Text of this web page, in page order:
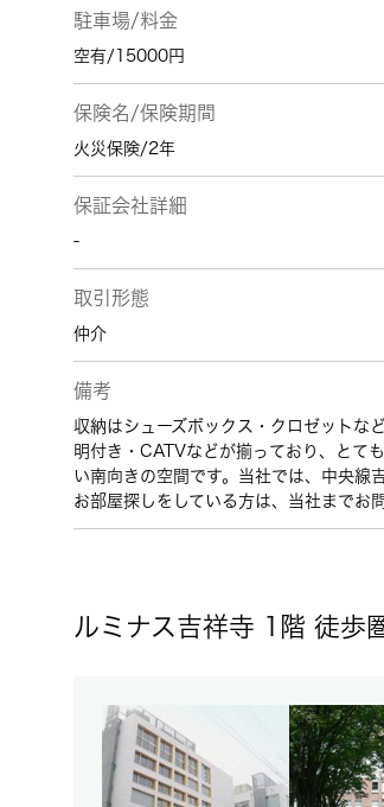
駐車場/料金
空有/15000円
保険名/保険期間
火災保険/2年
保証会社詳細
-
取引形態
仲介
備考
収納はシューズボックス・クロゼットな
明付き・CATVなどが揃っており、とて
い南向きの空間です。当社では、中央線
お部屋探しをしている方は、当社までお
ルミナス吉祥寺 1階 徒歩